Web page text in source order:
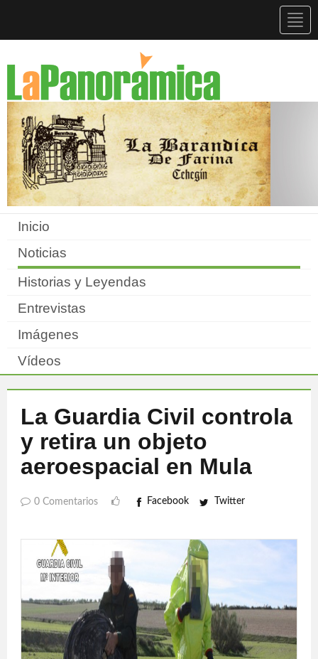
Inicio
Noticias
Historias y Leyendas
Entrevistas
Imágenes
Vídeos
La Guardia Civil controla
y retira un objeto
aeroespacial en Mula
0 Comentarios Facebook Twitter